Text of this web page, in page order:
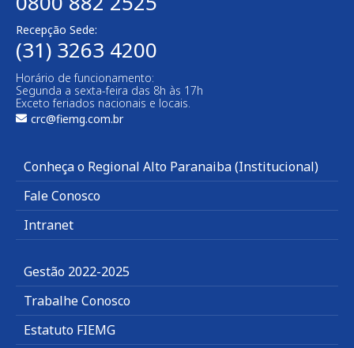
Recepção Sede:
(31) 3263 4200
Horário de funcionamento:
Segunda a sexta-feira das 8h às 17h
Exceto feriados nacionais e locais.
crc@fiemg.com.br
Conheça o Regional Alto Paranaiba (Institucional)
Fale Conosco
Intranet
Gestão 2022-2025
Trabalhe Conosco
Estatuto FIEMG